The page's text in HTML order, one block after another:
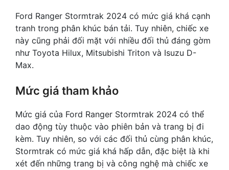
Ford Ranger Stormtrak 2024 có mức giá khá cạnh
tranh trong phân khúc bán tải. Tuy nhiên, chiếc xe
này cũng phải đối mặt với nhiều đối thủ đáng gờm
như Toyota Hilux, Mitsubishi Triton và Isuzu D-
Max.
Mức giá tham khảo
Mức giá của Ford Ranger Stormtrak 2024 có thể
dao động tùy thuộc vào phiên bản và trang bị đi
kèm. Tuy nhiên, so với các đối thủ cùng phân khúc,
Stormtrak có mức giá khá hấp dẫn, đặc biệt là khi
xét đến những trang bị và công nghệ mà chiếc xe